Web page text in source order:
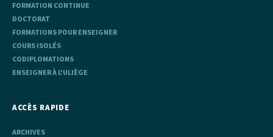
FORMATION CONTINUE
DOCTORAT
FORMATIONS POUR ENSEIGNER
COURS ISOLÉS
CODIPLOMATIONS
ENSEIGNER À L'ULIÈGE
ACCÈS RAPIDE
ARCHIVES